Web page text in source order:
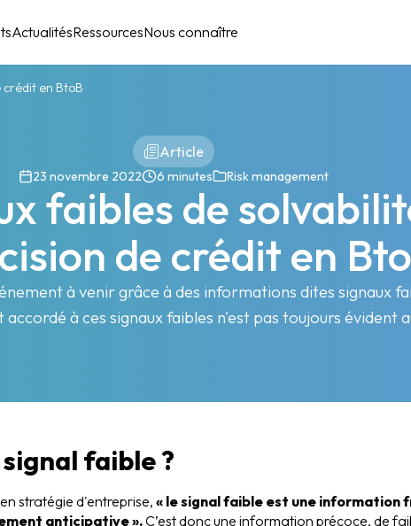
ActualitésRessourcesNous connaître
crédit en BtoB
Article
23 novembre 2022 6 minutes Risk management
faibles de
de crédit en
à venir grâce à des informations dites signaux
à ces signaux faibles n'est pas toujours évident
faible ?
stratégie d'entreprise, « le signal faible est une information
anticipative ».C’est donc une information précoce, de